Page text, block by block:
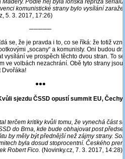
komunistické strany bylo vysílání
5. 3. 2017, 17:26)
─────
se, že je pravda i to, co se říká: že totiž
„socany“ a komunisty. Oni budou
vysílání ve prospěch těchto dvou stran. To
ve volbách nezachrání. Obě tyto strany
Dvořáka!
●●●
sjezdu ČSSD opustí summit EU, Čechy
terčem kritiky kvůli tomu, že vynechá část
do Brna, kde bude obhajovat post
by měly být přednější než zájmy strany.
byla dosud stoprocentní. Českého
Robert Fico. (Novinky.cz, 7. 3. 2017, 14:28)